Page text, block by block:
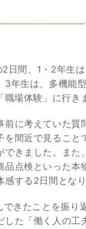
日間、1・2年生
年生は、多機能
場体験」に行き
に考えていた質
を間近で見るこ
できました。ま
点検といった本
する2日間となり
きたことを振り
た「働く人の工